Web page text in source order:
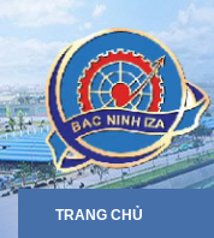
TRANG CHỦ